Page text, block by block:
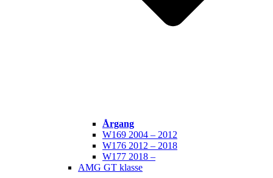
Årgang
W169 2004 – 2012
W176 2012 – 2018
W177 2018 –
AMG GT klasse